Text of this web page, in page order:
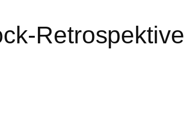
Retrospektive